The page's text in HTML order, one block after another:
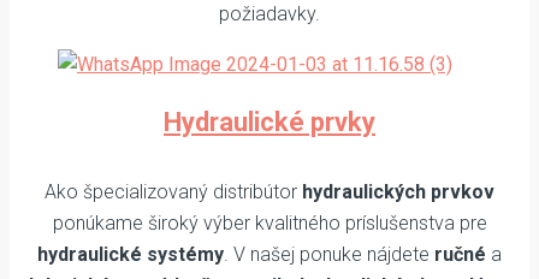
požiadavky.
Hydraulické prvky
Ako špecializovaný distribútor hydraulických prvkov
ponúkame široký výber kvalitného príslušenstva pre
hydraulické systémy. V našej ponuke nájdete ručné a